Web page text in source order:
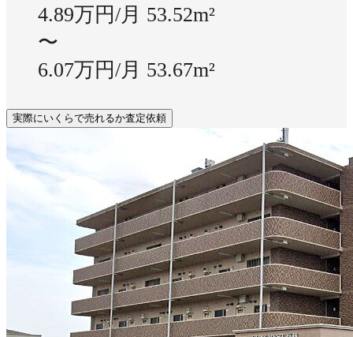
4.89万円/月 53.52m²
〜
6.07万円/月 53.67m²
実際にいくらで売れるか査定依頼